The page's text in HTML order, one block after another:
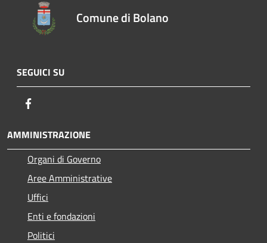
Comune di Bolano
SEGUICI SU
AMMINISTRAZIONE
Organi di Governo
Aree Amministrative
Uffici
Enti e fondazioni
Politici